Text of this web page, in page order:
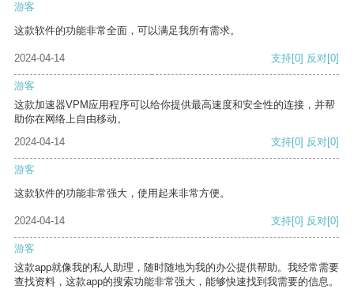
游客
这款软件的功能非常全面，可以满足我所有需求。
2024-04-14 支持[0] 反对[0]
游客
这款加速器VPM应用程序可以给你提供最高速度和安全性的连接，并帮
助你在网络上自由移动。
2024-04-14
支持[0] 反对[0]
游客
这款软件的功能非常强大，使用起来非常方便。
2024-04-14 支持[0] 反对[0]
游客
这款app就像我的私人助理，随时随地为我的办公提供帮助。我经常需要
查找资料，这款app的搜索功能非常强大，能够快速找到我需要的信息。